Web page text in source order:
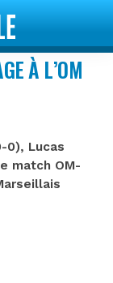
À L’OM
0), Lucas
match OM-